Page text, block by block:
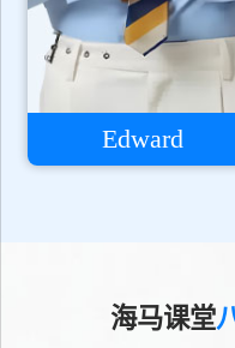
Edward
海马课堂